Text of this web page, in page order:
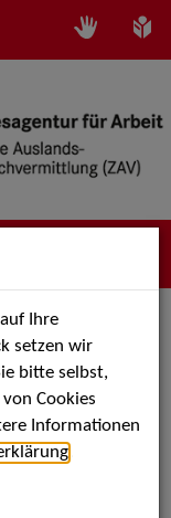
als PDF speichern
Ihre
setzen wir
bitte selbst,
Cookies
Informationen